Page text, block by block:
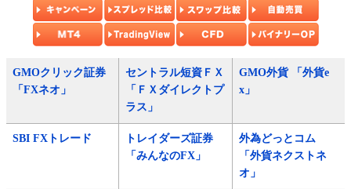
GMOクリック証券
「FXネオ」
セントラル短資ＦＸ
「ＦＸダイレクトプ
ラス」
GMO外貨 「外貨e
x」
SBI FXトレード
トレイダーズ証券
「みんなのFX」
外為どっとコム
「外貨ネクストネ
オ」